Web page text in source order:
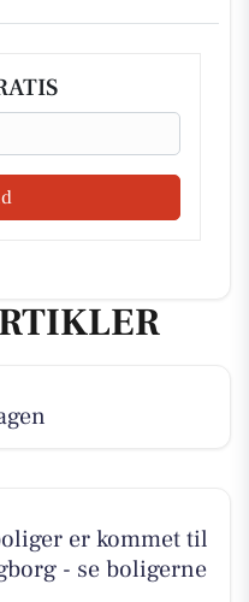
er kommet til
- se boligerne